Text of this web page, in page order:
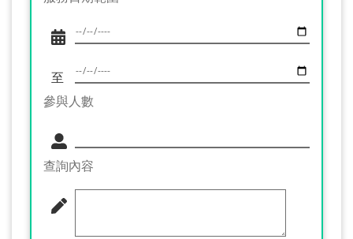
至
參與人數
查詢內容